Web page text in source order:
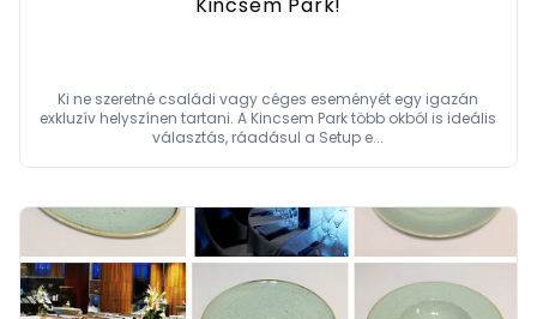
Kincsem Park!
Ki ne szeretné családi vagy céges eseményét egy igazán
exkluzív helyszínen tartani. A Kincsem Park több okból is ideális
választás, ráadásul a Setup e...